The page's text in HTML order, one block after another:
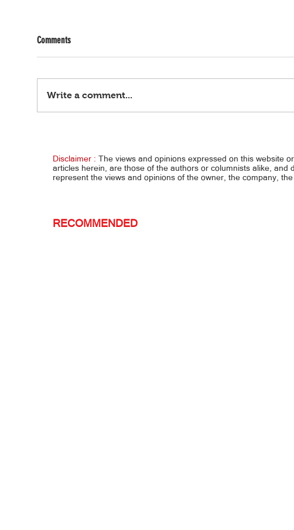
Comments
Write a comment...
Disclaimer : The views and opinions expressed on this website
articles herein, are those of the authors or columnists alike, and
represent the views and opinions of the owner, the company,
RECOMMENDED